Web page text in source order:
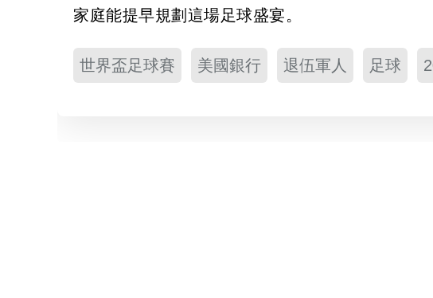
家庭能提早規劃這場足球盛宴。
世界盃足球賽 美國銀行 退伍軍人 足球